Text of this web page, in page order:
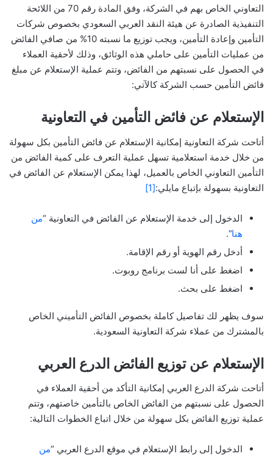
التعاوني الخاص بهم في الشركة، وفق المادة رقم 70 من اللائحة
التنفيذية الصادرة عن هيئة النقد العربي السعودي بخصوص شركات
التأمين وإعادة التأمين، ويجب توزيع ما نسبته 10% من صافي الفائض
من عمليات التأمين على حاملي هذه الوثائق، وذلك لأحقية العملاء
في الحصول على نسبتهم من الفائض، وتتم عملية الإستعلام عن مبلغ
فائض التأمين حسب الشركة كالآتي:
الإستعلام عن فائض التأمين في التعاونية
أتاحت شركة التعاونية إمكانية الإستعلام عن فائض التأمين بكل سهولة
من خلال خدمة استعلامية تسهل عملية التعرف على كمية الفائض من
التأمين التعاوني الخاص بالعميل، لهذا يمكن الإستعلام عن الفائض في
التعاونية بسهولة بإتباع مايلي:[1]
الدخول إلى خدمة الإستعلام عن الفائض في التعاونية “من
هنا“.
أدخل رقم الهوية أو رقم الإقامة.
اضغط على أنا لست برنامج روبوت.
اضغط على بحث.
سوف يظهر لك تفاصيل كاملة بخصوص الفائض التأميني الخاص
بالمشترك من عملاء شركة التعاونية السعودية.
الإستعلام عن توزيع الفائض الدرع العربي
أتاحت شركة الدرع العربي إمكانية التأكد من أحقية العملاء في
الحصول على نسبتهم من الفائض الخاص بالتأمين خاصتهم، وتتم
عملية توزيع الفائض بكل سهولة من خلال اتباع الخطوات التالية:
الدخول إلى رابط الإستعلام في موقع الدرع العربي “من